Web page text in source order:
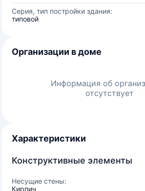
Серия, тип постройки здания:
типовой
Организации в доме
Информация об
отсутствует
Характеристики
Конструктивные элементы
Несущие стены:
Кирпич